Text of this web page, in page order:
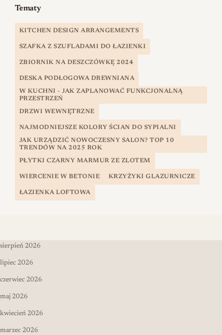
Tematy
KITCHEN DESIGN ARRANGEMENTS
SZAFKA Z SZUFLADAMI DO ŁAZIENKI
ZBIORNIK NA DESZCZÓWKĘ 2024
DESKA PODŁOGOWA DREWNIANA
W KUCHNI - JAK ZAPLANOWAĆ FUNKCJONALNĄ
PRZESTRZEŃ
DRZWI WEWNĘTRZNE
NAJMODNIEJSZE KOLORY ŚCIAN DO SYPIALNI
JAK URZĄDZIĆ NOWOCZESNY SALON? TOP 10
TRENDÓW NA 2025 ROK
PŁYTKI CZARNY MARMUR ZE ZLOTEM
WIERCENIE W BETONIE KRZYŻYKI GLAZURNICZE
ŁAZIENKA LOFTOWA
sierpień 2026
lipiec 2026
czerwiec 2026
maj 2026
kwiecień 2026
marzec 2026